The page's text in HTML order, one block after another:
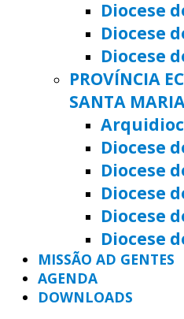
Diocese
Diocese
Diocese
PROVÍNCIA
SANTA
Diocese
Diocese
Diocese
Diocese
Diocese
MISSÃO AD GENTES
AGENDA
DOWNLOADS